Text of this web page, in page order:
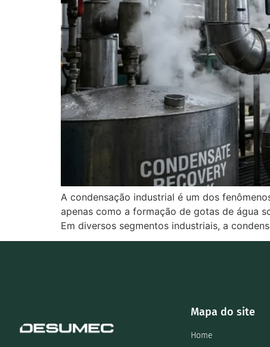
A condensação industrial é um dos
apenas como a formação de gotas de água
Em diversos segmentos industriais, a
Mapa do site
Home